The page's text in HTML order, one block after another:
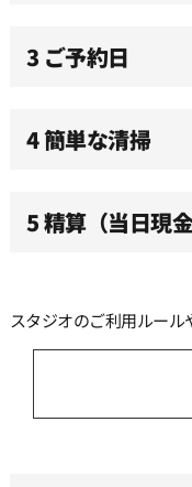
11:30
12:00
3 ご予約日
4 簡単な清掃
5 精算（当日現
スタジオのご利用ルール